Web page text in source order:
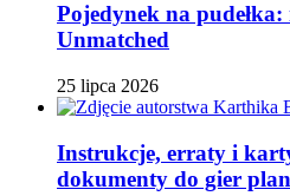
Pojedynek na
Unmatched
25 lipca 2026
Instrukcje, erraty i
dokumenty do gier